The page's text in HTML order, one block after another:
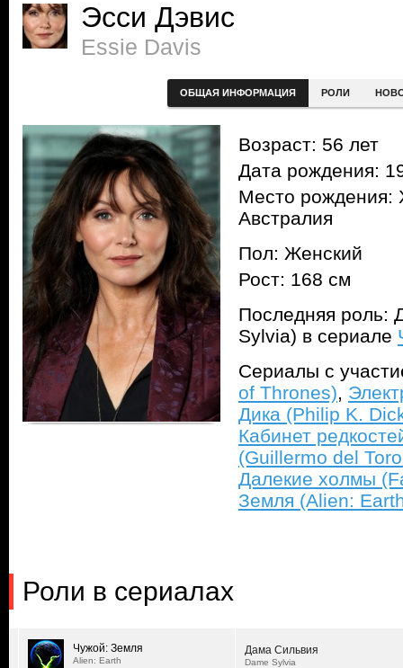
Эсси Дэвис
Essie Davis
ОБЩАЯ ИНФОРМАЦИЯ РОЛИ
Возраст: 56 лет
Дата рождения:
Место рождения:
Австралия
Пол: Женский
Рост: 168 см
Последняя роль:
Sylvia) в сериале
Сериалы с
of Thrones),
Дика (Philip K.
Кабинет
(Guillermo del
Далекие холмы
Земля (Alien:
Роли в сериалах
Чужой: Земля
Alien: Earth
Дама Сильвия
Dame Sylvia